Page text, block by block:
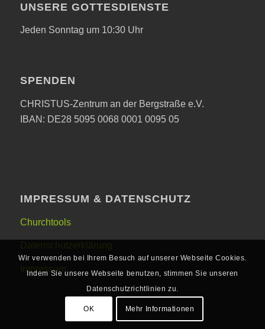
UNSERE GOTTESDIENSTE
Jeden Sonntag um 10:30 Uhr
SPENDEN
CHRISTUS-Zentrum an der Bergstraße e.V.
IBAN: DE28 5095 0068 0001 0095 05
IMPRESSUM & DATENSCHUTZ
Churchtools
Impressum
Wir verwenden bei Ihrem Besuch auf unserer Webseite Cookies.
Indem Sie unsere Webseite benutzen, stimmen Sie unseren
Datenschutzrichtlinien zu.
OK Mehr Informationen